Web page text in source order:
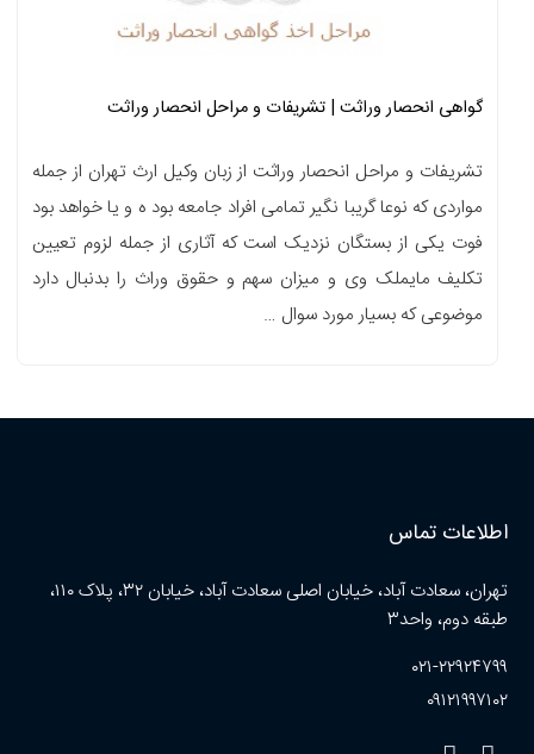
گواهی انحصار وراثت | تشریفات و مراحل انحصار وراثت
تشریفات و مراحل انحصار وراثت از زبان وکیل ارث تهران از جمله
مواردی که نوعا گریبا نگیر تمامی افراد جامعه بود ه و یا خواهد بود
فوت یکی از بستگان نزدیک است که آثاری از جمله لزوم تعیین
تکلیف مایملک وی و میزان سهم و حقوق وراث را بدنبال دارد
موضوعی که بسیار مورد سوال …
اطلاعات تماس
تهران، سعادت آباد، خیابان اصلی سعادت آباد، خیابان ۳۲، پلاک ۱۱۰،
طبقه دوم، واحد۳
۰۲۱-۲۲۹۲۴۷۹۹
۰۹۱۲۱۹۹۷۱۰۲